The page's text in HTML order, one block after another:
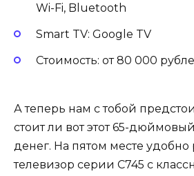
Wi-Fi, Bluetooth
Smart TV: Google TV
Стоимость: от 80 000
А теперь нам с тобой
стоит ли вот этот 65-
денег. На пятом месте удобно
телевизор серии C745 с